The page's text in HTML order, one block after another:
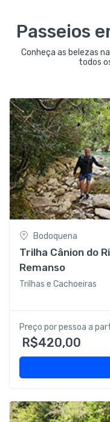
Passeios
Conheça as belezas
todos
Bodoquena
Trilha Cânion do
Remanso
Trilhas e Cachoeiras
Preço por pessoa a
R$420,00